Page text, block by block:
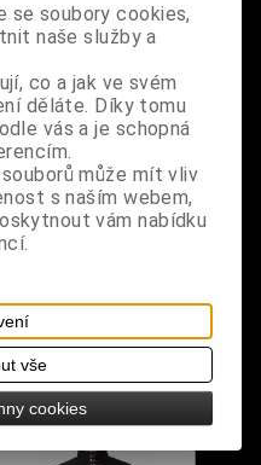
Bolerko řetízkové s
křížkem
se soubory cookies,
naše služby a
co a jak ve svém
děláte. Díky tomu
vás a je schopná
může mít vliv
s naším webem,
vám nabídku
vše
cookies